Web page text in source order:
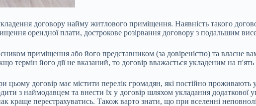
договору найму житлового приміщення. Наявність такого
орендної плати, дострокове розірвання договору з подальшим
приміщення або його представником (за довіреністю) та власне
термін його дії не вказаний, то договір вважається укладеним на п'ять
договір має містити перелік громадян, які постійно проживають
з наймодавцем та внести їх у договір шляхом укладання
краще перестрахуватись. Також варто знати, що при вселенні